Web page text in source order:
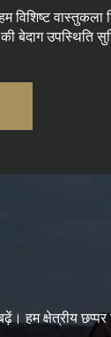
वास्तुकला
बेदाग उपस्थिति
हम क्षेत्रीय छप्पर